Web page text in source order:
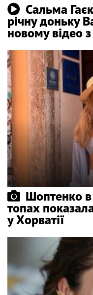
Сальма
річну доньку
новому відео
Шоптенко в
топах
у Хорватії